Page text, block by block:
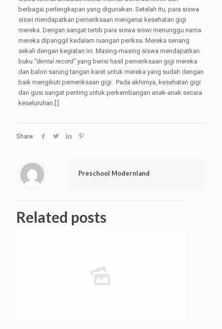
berbagai perlengkapan yang digunakan. Setelah itu, para siswa
siswi mendapatkan pemeriksaan mengenai kesehatan gigi
mereka. Dengan sangat tertib para siswa siswi menunggu nama
mereka dipanggil kedalam ruangan periksa. Mereka senang
sekali dengan kegiatan ini. Masing-masing siswa mendapatkan
buku “dental record”yang berisi hasil pemeriksaan gigi mereka
dan balon sarung tangan karet untuk mereka yang sudah dengan
baik mengikuti pemeriksaan gigi. Pada akhirnya, kesehatan gigi
dan gusi sangat penting untuk perkembangan anak-anak secara
keseluruhan.[:]
Share
Preschool Modernland
Related posts